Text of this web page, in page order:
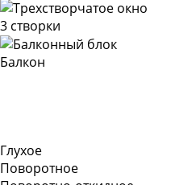
3 створки
Балкон
Глухое
Поворотное